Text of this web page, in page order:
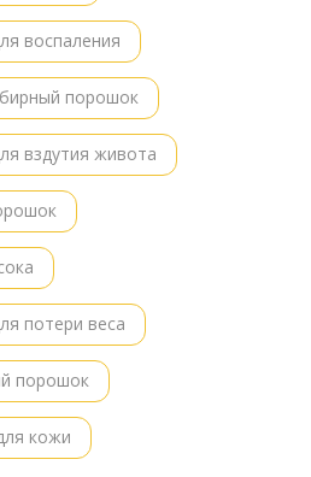
воспаления
порошок
вздутия живота
потери веса
порошок
кожи